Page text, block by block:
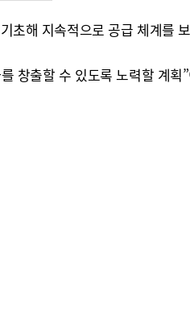
해 지속적으로 공급 체계를
창출할 수 있도록 노력할 계획